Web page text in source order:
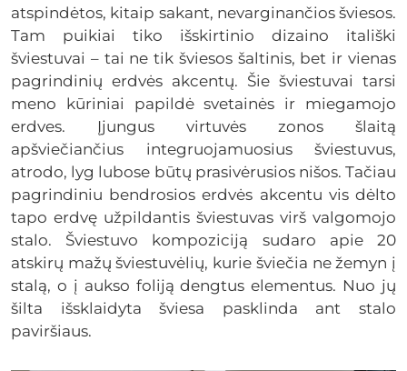
atspindėtos, kitaip sakant, nevarginančios šviesos.
Tam puikiai tiko išskirtinio dizaino itališki
šviestuvai – tai ne tik šviesos šaltinis, bet ir vienas
pagrindinių erdvės akcentų. Šie šviestuvai tarsi
meno kūriniai papildė svetainės ir miegamojo
erdves. Įjungus virtuvės zonos šlaitą
apšviečiančius integruojamuosius šviestuvus,
atrodo, lyg lubose būtų prasivėrusios nišos. Tačiau
pagrindiniu bendrosios erdvės akcentu vis dėlto
tapo erdvę užpildantis šviestuvas virš valgomojo
stalo. Šviestuvo kompoziciją sudaro apie 20
atskirų mažų šviestuvėlių, kurie šviečia ne žemyn į
stalą, o į aukso foliją dengtus elementus. Nuo jų
šilta išsklaidyta šviesa pasklinda ant stalo
paviršiaus.